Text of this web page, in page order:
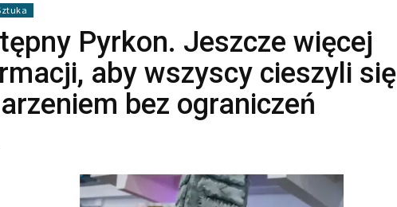
Pyrkon. Jeszcze więcej
aby wszyscy cieszyli się
bez ograniczeń